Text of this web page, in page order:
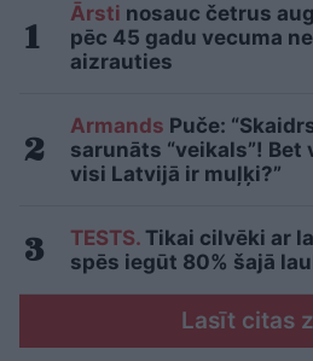
Ārsti nosauc četrus
pēc 45 gadu vecuma
aizrauties
Armands Puče:
sarunāts “veikals”! Bet
visi Latvijā ir muļķi?”
TESTS. Tikai cilvēki ar
spēs iegūt 80% šajā
Lasīt citas